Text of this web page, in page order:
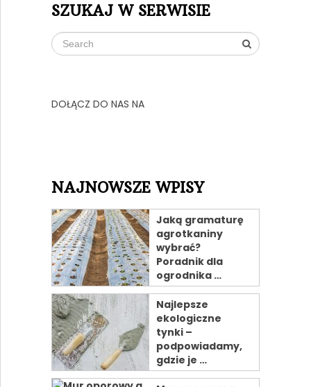
SZUKAJ W SERWISIE
DOŁĄCZ DO NAS NA
NAJNOWSZE WPISY
Jaką gramaturę
agrotkaniny
wybrać?
Poradnik dla
ogrodnika …
Najlepsze
ekologiczne
tynki –
podpowiadamy,
gdzie je …